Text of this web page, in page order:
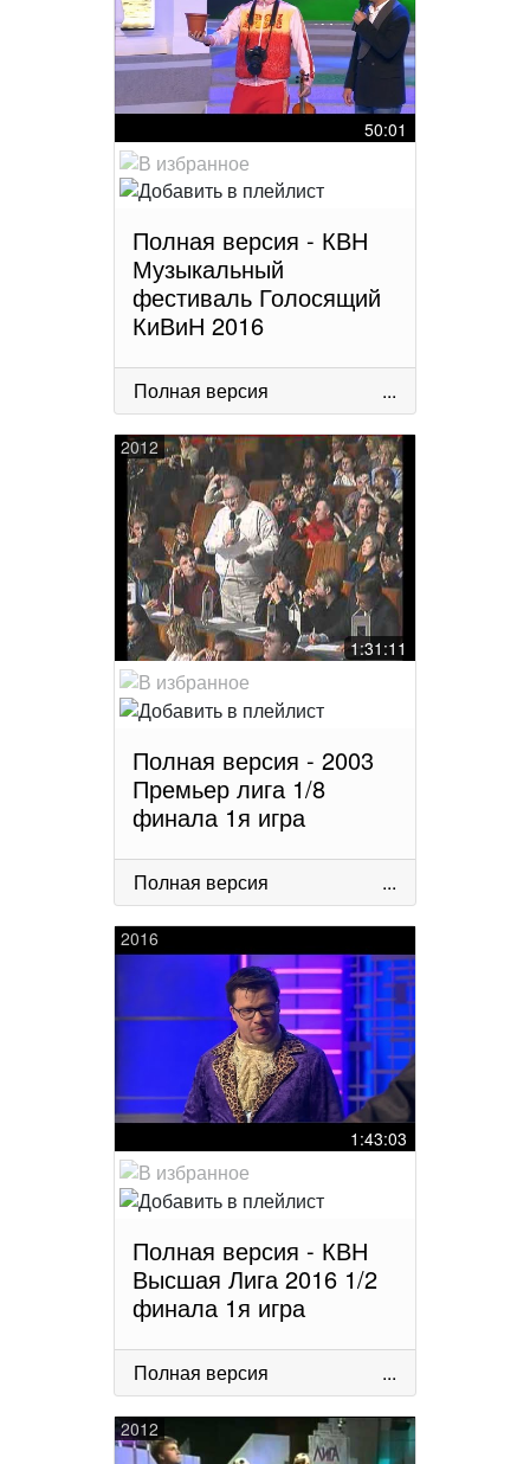
50:01
Полная версия - КВН
Музыкальный
фестиваль Голосящий
КиВиН 2016
Полная версия ...
2012
1:31:11
Полная версия - 2003
Премьер лига 1/8
финала 1я игра
Полная версия ...
2016
1:43:03
Полная версия - КВН
Высшая Лига 2016 1/2
финала 1я игра
Полная версия ...
2012